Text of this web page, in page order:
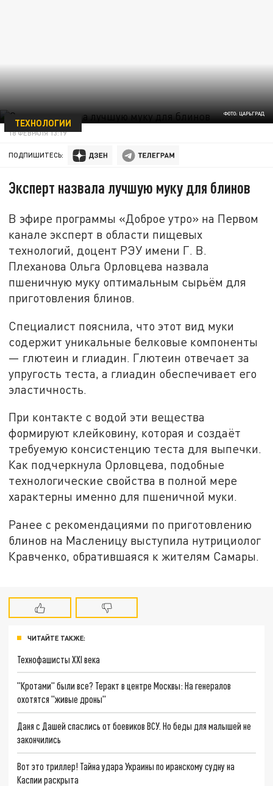
ФОТО: ЦАРЬГРАД
ТЕХНОЛОГИИ
18 ФЕВРАЛЯ 13:19
ПОДПИШИТЕСЬ:
Эксперт назвала лучшую муку для блинов
В эфире программы «Доброе утро» на Первом
канале эксперт в области пищевых
технологий, доцент РЭУ имени Г. В.
Плеханова Ольга Орловцева назвала
пшеничную муку оптимальным сырьём для
приготовления блинов.
Специалист пояснила, что этот вид муки
содержит уникальные белковые компоненты
— глютеин и глиадин. Глютеин отвечает за
упругость теста, а глиадин обеспечивает его
эластичность.
При контакте с водой эти вещества
формируют клейковину, которая и создаёт
требуемую консистенцию теста для выпечки.
Как подчеркнула Орловцева, подобные
технологические свойства в полной мере
характерны именно для пшеничной муки.
Ранее с рекомендациями по приготовлению
блинов на Масленицу выступила нутрициолог
Кравченко, обратившаяся к жителям Самары.
ЧИТАЙТЕ ТАКЖЕ:
Технофашисты XXI века
"Кротами" были все? Теракт в центре Москвы: На генералов
охотятся "живые дроны"
Даня с Дашей спаслись от боевиков ВСУ. Но беды для малышей не
закончились
Вот это триллер! Тайна удара Украины по иранскому судну на
Каспии раскрыта